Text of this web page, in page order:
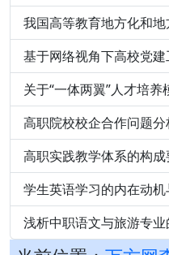
我国高等教育地方化和
基于网络视角下高校党
关于“一体两翼”人才培养
高职院校校企合作问题
高职实践教学体系的构
学生英语学习的内在动
浅析中职语文与旅游专